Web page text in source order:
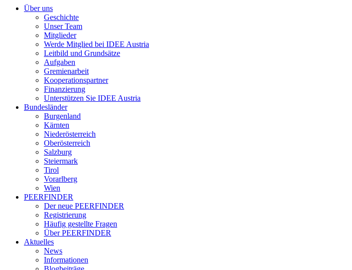
Über uns
Geschichte
Unser Team
Mitglieder
Werde Mitglied bei IDEE Austria
Leitbild und Grundsätze
Aufgaben
Gremienarbeit
Kooperationspartner
Finanzierung
Unterstützen Sie IDEE Austria
Bundesländer
Burgenland
Kärnten
Niederösterreich
Oberösterreich
Salzburg
Steiermark
Tirol
Vorarlberg
Wien
PEERFINDER
Der neue PEERFINDER
Registrierung
Häufig gestellte Fragen
Über PEERFINDER
Aktuelles
News
Informationen